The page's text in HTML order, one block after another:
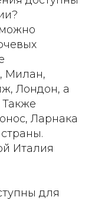
Милан,
Лондон, а
Ларнака
Италия
для